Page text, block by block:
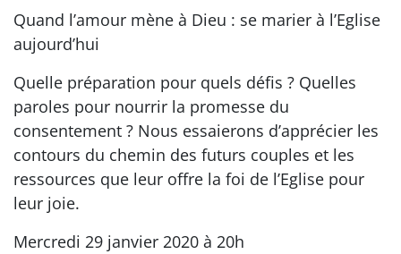
Quand l’amour mène à Dieu : se marier à l’Eglise
aujourd’hui
Quelle préparation pour quels défis ? Quelles
paroles pour nourrir la promesse du
consentement ? Nous essaierons d’apprécier les
contours du chemin des futurs couples et les
ressources que leur offre la foi de l’Eglise pour
leur joie.
Mercredi 29 janvier 2020 à 20h